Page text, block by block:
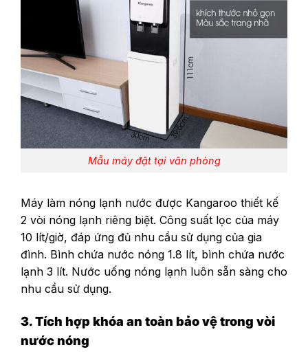
Mẫu máy đặt tại văn phòng
Máy làm nóng lạnh nước được Kangaroo thiết kế
2 vòi nóng lạnh riêng biệt. Công suất lọc của máy
10 lít/giờ, đáp ứng đủ nhu cầu sử dụng của gia
đình. Bình chứa nước nóng 1.8 lít, bình chứa nước
lạnh 3 lít. Nước uống nóng lạnh luôn sẵn sàng cho
nhu cầu sử dụng.
3. Tích hợp khóa an toàn bảo vệ trong vòi
nước nóng